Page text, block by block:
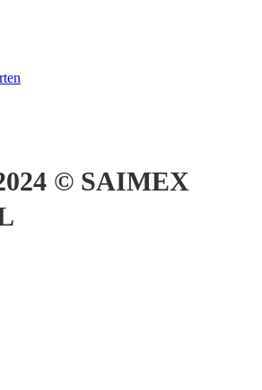
© SAIMEX